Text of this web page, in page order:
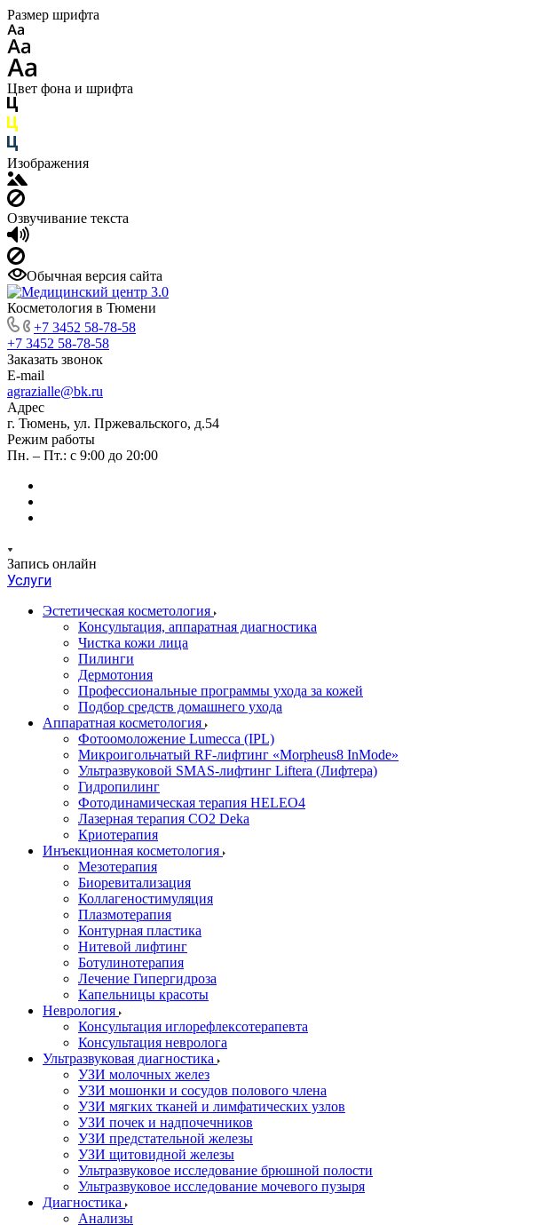
Размер шрифта
Цвет фона и шрифта
Изображения
Озвучивание текста
Обычная версия сайта
Косметология в Тюмени
+7 3452 58-78-58
+7 3452 58-78-58
Заказать звонок
E-mail
agrazialle@bk.ru
Адрес
г. Тюмень, ул. Пржевальского, д.54
Режим работы
Пн. – Пт.: с 9:00 до 20:00
Запись онлайн
Услуги
Эстетическая косметология
Консультация, аппаратная диагностика
Чистка кожи лица
Пилинги
Дермотония
Профессиональные программы ухода за кожей
Подбор средств домашнего ухода
Аппаратная косметология
Фотоомоложение Lumecca (IPL)
Микроигольчатый RF-лифтинг «Morpheus8 InMode»
Ультразвуковой SMAS-лифтинг Liftera (Лифтера)
Гидропилинг
Фотодинамическая терапия HELEO4
Лазерная терапия CO2 Deka
Криотерапия
Инъекционная косметология
Мезотерапия
Биоревитализация
Коллагеностимуляция
Плазмотерапия
Контурная пластика
Нитевой лифтинг
Ботулинотерапия
Лечение Гипергидроза
Капельницы красоты
Неврология
Консультация иглорефлексотерапевта
Консультация невролога
Ультразвуковая диагностика
УЗИ молочных желез
УЗИ мошонки и сосудов полового члена
УЗИ мягких тканей и лимфатических узлов
УЗИ почек и надпочечников
УЗИ предстательной железы
УЗИ щитовидной железы
Ультразвуковое исследование брюшной полости
Ультразвуковое исследование мочевого пузыря
Диагностика
Анализы